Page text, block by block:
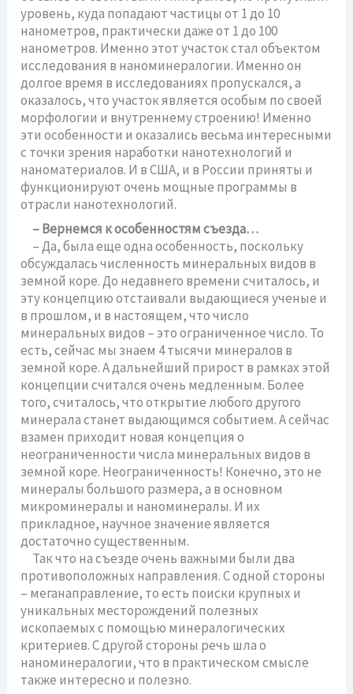
уровень, куда попадают частицы от 1 до 10
нанометров, практически даже от 1 до 100
нанометров. Именно этот участок стал объектом
исследования в наноминералогии. Именно он
долгое время в исследованиях пропускался, а
оказалось, что участок является особым по своей
морфологии и внутреннему строению! Именно
эти особенности и оказались весьма интересными
с точки зрения наработки нанотехнологий и
наноматериалов. И в США, и в России приняты и
функционируют очень мощные программы в
отрасли нанотехнологий.
– Вернемся к особенностям съезда…
– Да, была еще одна особенность, поскольку
обсуждалась численность минеральных видов в
земной коре. До недавнего времени считалось, и
эту концепцию отстаивали выдающиеся ученые и
в прошлом, и в настоящем, что число
минеральных видов – это ограниченное число. То
есть, сейчас мы знаем 4 тысячи минералов в
земной коре. А дальнейший прирост в рамках этой
концепции считался очень медленным. Более
того, считалось, что открытие любого другого
минерала станет выдающимся событием. А сейчас
взамен приходит новая концепция о
неограниченности числа минеральных видов в
земной коре. Неограниченность! Конечно, это не
минералы большого размера, а в основном
микроминералы и наноминералы. И их
прикладное, научное значение является
достаточно существенным.
Так что на съезде очень важными были два
противоположных направления. С одной стороны
– меганаправление, то есть поиски крупных и
уникальных месторождений полезных
ископаемых с помощью минералогических
критериев. С другой стороны речь шла о
наноминералогии, что в практическом смысле
также интересно и полезно.